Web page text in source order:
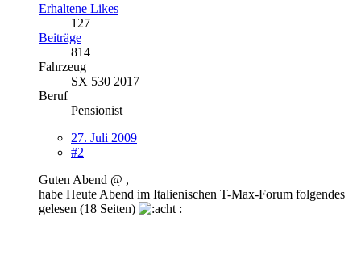
Erhaltene Likes
127
Beiträge
814
Fahrzeug
SX 530 2017
Beruf
Pensionist
27. Juli 2009
#2
Guten Abend @ ,
habe Heute Abend im Italienischen T-Max-Forum folgendes
gelesen (18 Seiten)
: